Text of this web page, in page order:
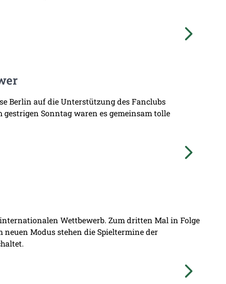
Berlin auf die Unterstützung des Fanclubs
gestrigen Sonntag waren es gemeinsam tolle
Wettbewerb. Zum dritten Mal in Folge
neuen Modus stehen die Spieltermine der